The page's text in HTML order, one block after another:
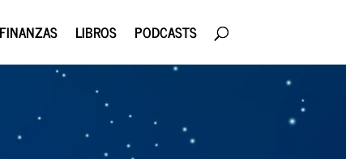
FINANZAS LIBROS PODCASTS